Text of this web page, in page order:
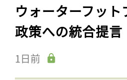
ウォーターフッ
政策への統合提言
1日前